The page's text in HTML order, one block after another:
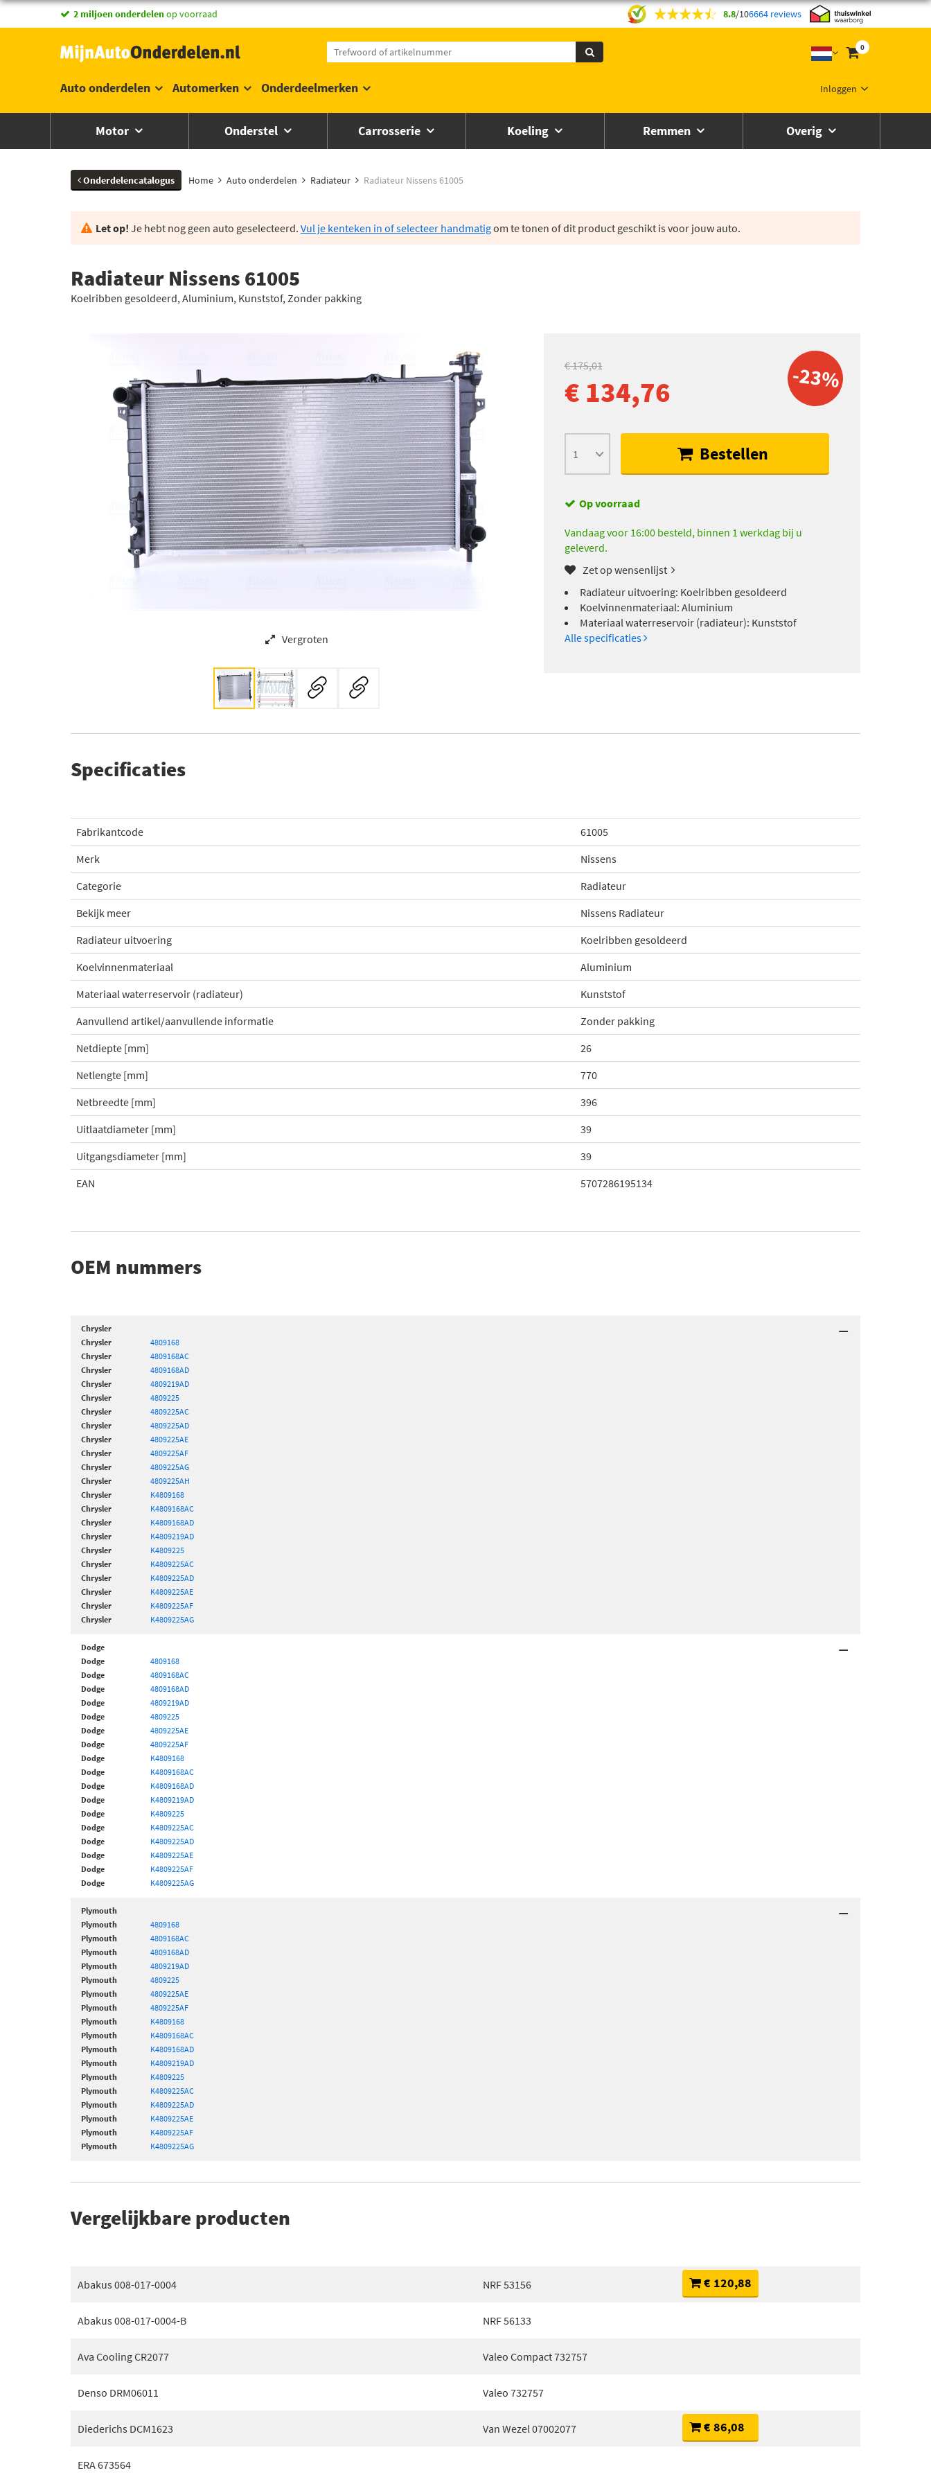
vandaag besteld,morgen in huis *
2 miljoen onderdelenop voorraad 8.8/106664 reviews
0
Inloggen
Auto onderdelen Automerken Onderdeelmerken
Motor Onderstel Carrosserie Koeling Remmen Overig
Onderdelencatalogus Home Auto onderdelen Radiateur Radiateur Nissens 61005
Let op! Je hebt nog geen auto geselecteerd. Vul je kenteken in of selecteer handmatigom te tonen of dit product geschikt is voor jouw auto.
Radiateur Nissens 61005
Koelribben gesoldeerd, Aluminium, Kunststof, Zonder pakking
Vergroten
-23%
€ 175,01
€ 134,76
Bestellen
Op voorraad
Vandaag voor 16:00 besteld, binnen 1 werkdag bij u
geleverd.
Zet op wensenlijst
Radiateur uitvoering: Koelribben gesoldeerd
Koelvinnenmateriaal: Aluminium
Materiaal waterreservoir (radiateur): Kunststof
Alle specificaties
Specificaties
Fabrikantcode
61005
Merk
Nissens
Categorie
Radiateur
Bekijk meer
Nissens Radiateur
Radiateur uitvoering
Koelribben gesoldeerd
Koelvinnenmateriaal
Aluminium
Materiaal waterreservoir (radiateur)
Kunststof
Aanvullend artikel/aanvullende informatie
Zonder pakking
Netdiepte [mm]
26
Netlengte [mm]
770
Netbreedte [mm]
396
Uitlaatdiameter [mm]
39
Uitgangsdiameter [mm]
39
EAN
5707286195134
OEM nummers
Chrysler
Chrysler
4809168
Chrysler
4809168AC
Chrysler
4809168AD
Chrysler
4809219AD
Chrysler
4809225
Chrysler
4809225AC
Chrysler
4809225AD
Chrysler
4809225AE
Chrysler
4809225AF
Chrysler
4809225AG
Chrysler
4809225AH
Chrysler
K4809168
Chrysler
K4809168AC
Chrysler
K4809168AD
Chrysler
K4809219AD
Chrysler
K4809225
Chrysler
K4809225AC
Chrysler
K4809225AD
Chrysler
K4809225AE
Chrysler
K4809225AF
Chrysler
K4809225AG
Dodge
Dodge
4809168
Dodge
4809168AC
Dodge
4809168AD
Dodge
4809219AD
Dodge
4809225
Dodge
4809225AE
Dodge
4809225AF
Dodge
K4809168
Dodge
K4809168AC
Dodge
K4809168AD
Dodge
K4809219AD
Dodge
K4809225
Dodge
K4809225AC
Dodge
K4809225AD
Dodge
K4809225AE
Dodge
K4809225AF
Dodge
K4809225AG
Plymouth
Plymouth
4809168
Plymouth
4809168AC
Plymouth
4809168AD
Plymouth
4809219AD
Plymouth
4809225
Plymouth
4809225AE
Plymouth
4809225AF
Plymouth
K4809168
Plymouth
K4809168AC
Plymouth
K4809168AD
Plymouth
K4809219AD
Plymouth
K4809225
Plymouth
K4809225AC
Plymouth
K4809225AD
Plymouth
K4809225AE
Plymouth
K4809225AF
Plymouth
K4809225AG
Vergelijkbare producten
Abakus 008-017-0004
Abakus 008-017-0004-B
Ava Cooling CR2077
Denso DRM06011
Diederichs DCM1623
ERA 673564
NRF 53156 € 120,88
NRF 56133
Valeo Compact 732757
Valeo 732757
Van Wezel 07002077 € 86,08